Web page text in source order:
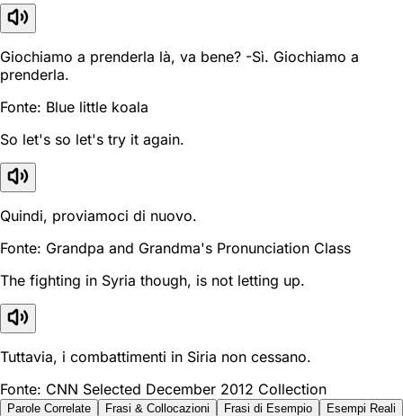
Giochiamo a prenderla là, va bene? -Sì. Giochiamo a
prenderla.
Fonte: Blue little koala
So let's so let's try it again.
Quindi, proviamoci di nuovo.
Fonte: Grandpa and Grandma's Pronunciation Class
The fighting in Syria though, is not letting up.
Tuttavia, i combattimenti in Siria non cessano.
Fonte: CNN Selected December 2012 Collection
Parole Correlate Frasi & Collocazioni Frasi di Esempio Esempi Reali